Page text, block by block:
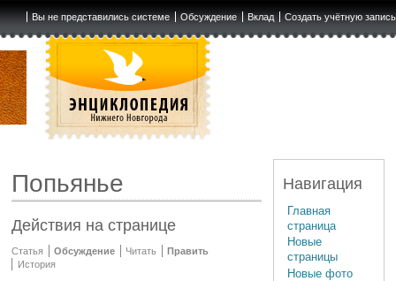
Вы не представились системе Обсуждение Вклад Создать учётную запись
Попьянье
Действия на странице
Статья Обсуждение Читать
Править
История
Навигация
Главная
страница
Новые
страницы
Новые фото